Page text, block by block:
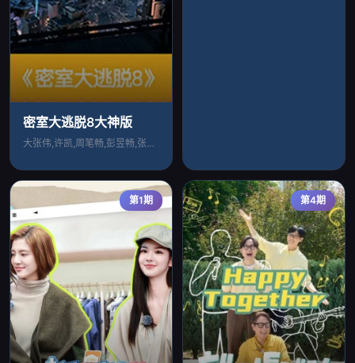
密室大逃脱8大神版
大张伟,许凯,周笔畅,彭昱畅,张真源
第1期 第4期